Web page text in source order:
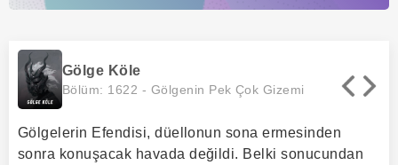
Gölge Köle
Bölüm: 1622 - Gölgenin Pek Çok Gizemi
Gölgelerin Efendisi, düellonun sona ermesinden
sonra konuşacak havada değildi. Belki sonucundan